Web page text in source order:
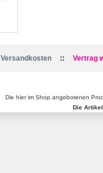
Versandkosten :: Vertrag
Die hier im Shop angebotenen
Die